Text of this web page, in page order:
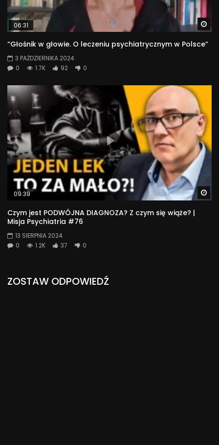
06:31
“Głośnik w głowie. O leczeniu psychiatrycznym w Polsce”
3 PAŹDZIERNIKA 2024
0
1.7K 92 0
09:39
Czym jest PODWÓJNA DIAGNOZA? Z czym się wiąże? |
Misja Psychiatria #76
13 SIERPNIA 2024
0
1.2K 37 0
ZOSTAW ODPOWIEDŹ